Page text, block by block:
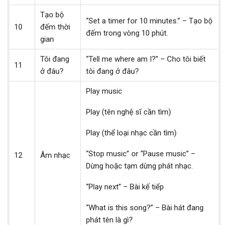
10
Tạo bộ
đếm thời
gian
“Set a timer for 10 minutes.” – Tạo bộ
đếm trong vòng 10 phút.
11
Tôi đang
ở đâu?
“Tell me where am I?” – Cho tôi biết
tôi đang ở đâu?
12 Âm nhạc
Play music
Play (tên nghệ sĩ cần tìm)
Play (thể loại nhạc cần tìm)
“Stop music” or “Pause music” –
Dừng hoặc tạm dừng phát nhạc.
“Play next” – Bài kế tiếp
“What is this song?” – Bài hát đang
phát tên là gì?